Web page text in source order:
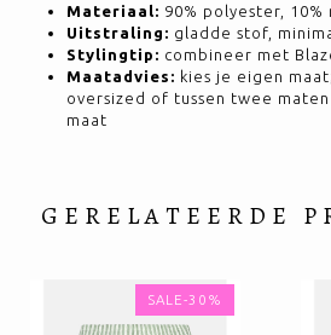
Materiaal: 90% polyester, 10%
Uitstraling: gladde stof,
Stylingtip: combineer met
Maatadvies: kies je eigen
oversized of tussen twee
maat
GERELATEERDE
SALE-30%